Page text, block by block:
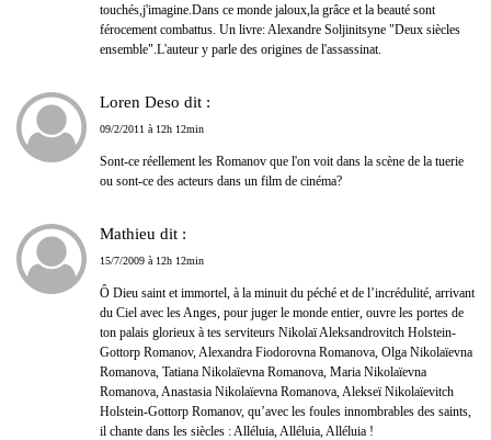
touchés,j'imagine.Dans ce monde jaloux,la grâce et la beauté sont
férocement combattus. Un livre: Alexandre Soljinitsyne "Deux siècles
ensemble".L'auteur y parle des origines de l'assassinat.
Loren Deso dit :
09/2/2011 à 12h 12min
Sont-ce réellement les Romanov que l'on voit dans la scène de la tuerie
ou sont-ce des acteurs dans un film de cinéma?
Mathieu dit :
15/7/2009 à 12h 12min
Ô Dieu saint et immortel, à la minuit du péché et de l’incrédulité, arrivant
du Ciel avec les Anges, pour juger le monde entier, ouvre les portes de
ton palais glorieux à tes serviteurs Nikolaï Aleksandrovitch Holstein-
Gottorp Romanov, Alexandra Fiodorovna Romanova, Olga Nikolaïevna
Romanova, Tatiana Nikolaïevna Romanova, Maria Nikolaïevna
Romanova, Anastasia Nikolaïevna Romanova, Alekseï Nikolaïevitch
Holstein-Gottorp Romanov, qu’avec les foules innombrables des saints,
il chante dans les siècles : Alléluia, Alléluia, Alléluia !